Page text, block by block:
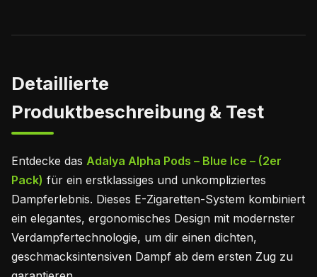
Detaillierte
Produktbeschreibung & Test
Entdecke das Adalya Alpha Pods – Blue Ice – (2er
Pack) für ein erstklassiges und unkompliziertes
Dampferlebnis. Dieses E-Zigaretten-System kombiniert
ein elegantes, ergonomisches Design mit modernster
Verdampfertechnologie, um dir einen dichten,
geschmacksintensiven Dampf ab dem ersten Zug zu